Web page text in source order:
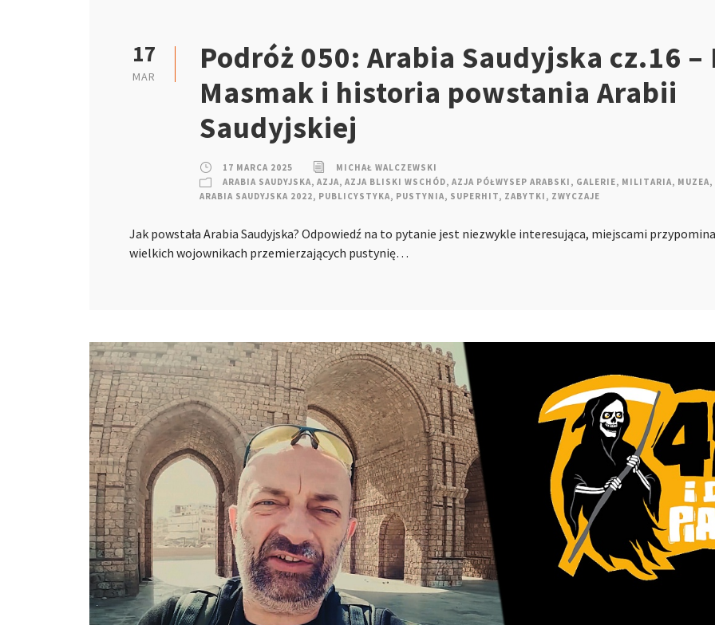
17
MAR
Podróż 050: Arabia Saudyjska cz.16 –
Masmak i historia powstania Arabii
Saudyjskiej
17 MARCA 2025
MICHAŁ WALCZEWSKI
ARABIA SAUDYJSKA, AZJA, AZJA BLISKI WSCHÓD, AZJA PÓŁWYSEP ARABSKI , GALERIE, MILITARIA, MUZEA,
ARABIA SAUDYJSKA 2022, PUBLICYSTYKA, PUSTYNIA, SUPERHIT, ZABYTKI , ZWYCZAJE
Jak powstała Arabia Saudyjska? Odpowiedź na to pytanie jest niezwykle interesująca, miejscami
wielkich wojownikach przemierzających pustynię…